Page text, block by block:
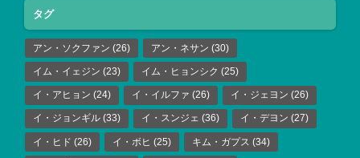
タグ
アン・ソクファン (26) アン・ネサン (30)
イム・イェジン (23) イム・ヒョンシク (25)
イ・アヒョン (24) イ・イルファ (26) イ・ジェヨン (26)
イ・ジョンギル (33) イ・スンジェ (36) イ・デヨン (27)
イ・ヒド (26) イ・ボヒ (25) キム・ガプス (34)